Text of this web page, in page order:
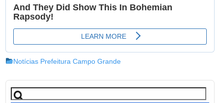
Notícias Prefeitura Campo Grande
Pesquisar
por: